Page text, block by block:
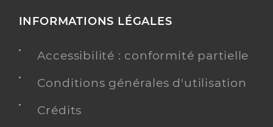
INFORMATIONS LÉGALES
Accessibilité : conformité partielle
Conditions générales d'utilisation
Crédits